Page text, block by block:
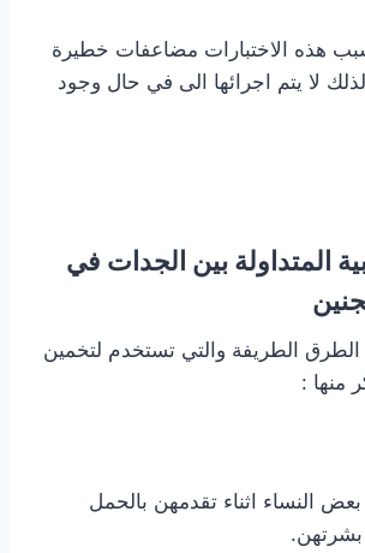
هذه الاختبارات مضاعفات خطيرة
لا يتم اجرائها الى في حال وجود
المتداولة بين الجدات في
الطرق الطريفة والتي تستخدم لتخمين
منها :
النساء اثناء تقدمهن بالحمل